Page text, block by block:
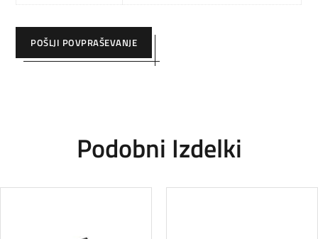
POŠLJI POVPRAŠEVANJE
Podobni Izdelki